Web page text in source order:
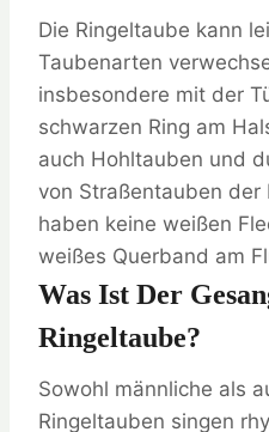
Die Ringeltaube kann
Taubenarten
insbesondere mit der
schwarzen Ring am
auch Hohltauben und
von Straßentauben
haben keine weißen
weißes Querband am
Was Ist Der
Ringeltaube?
Sowohl männliche als
Ringeltauben singen